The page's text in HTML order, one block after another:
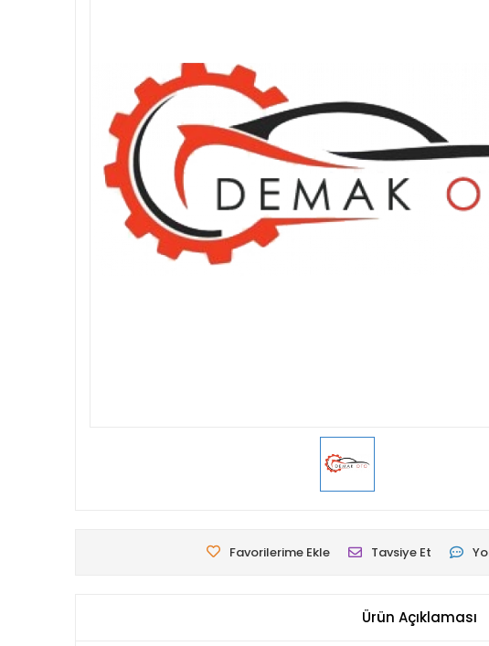
Favorilerime Ekle Tavsiye Et
Ürün Açıklaması